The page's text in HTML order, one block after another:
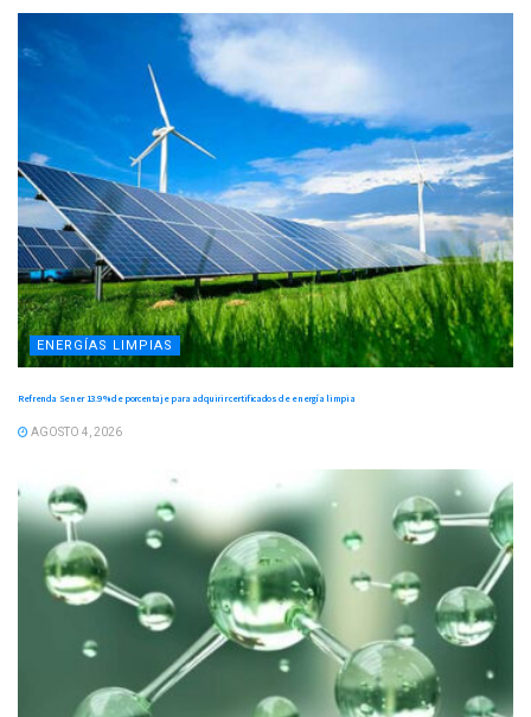
ENERGÍAS LIMPIAS
Refrenda Sener 13.9 % de porcentaje para adquirir certificados de energía limpia
AGOSTO 4, 2026